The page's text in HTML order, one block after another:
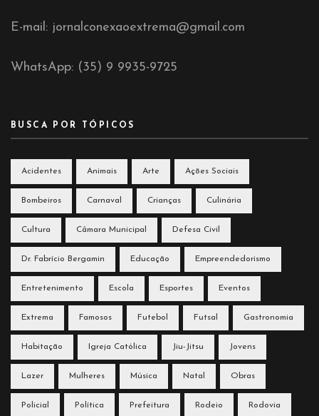
E-mail: jornalconexaoextrema@gmail.com
WhatsApp: (35) 9 9935-9725
BUSCA POR TÓPICOS
Acidentes Animais Arte Ações Sociais
Bombeiros Carnaval Crianças Culinária
Cultura Câmara Municipal Defesa Civil
Dr. Fabrício Bergamin Educação Empreendedorismo
Entretenimento Escola Esportes Eventos
Extrema Famosos Futebol Futsal Gastronomia
Habitação Igreja Católica Jiu-Jitsu Jovens
Lazer Mulheres Música Natal Obras
Policial Política Prefeitura Rodeio Rodovia